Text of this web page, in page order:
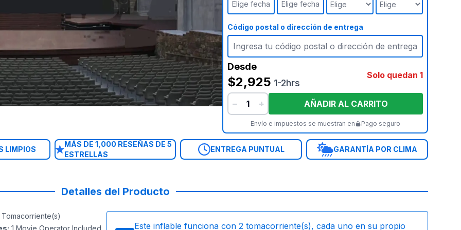
Elige fecha Elige fecha
Código postal o dirección de entrega
Desde
$2,925 1-2hrs
Solo quedan 1
− + AÑADIR AL CARRITO
Envío e impuestos se muestran en Pago seguro
LIMPIOS
MÁS DE 1,000 RESEÑAS DE 5
ESTRELLAS
ENTREGA PUNTUAL GARANTÍA POR CLIMA
Detalles del Producto
Tomacorriente(s)
: 1 Movie Operator Included Este inflable funciona con 2 tomacorriente(s), cada uno en su propio